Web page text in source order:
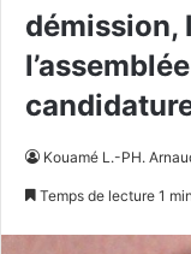
démission,
Kouamé L.-PH.
Temps de lecture 1